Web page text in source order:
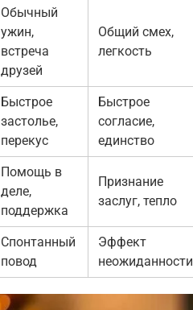
Обычный
ужин,
встреча
друзей
Общий смех,
легкость
Быстрое
застолье,
перекус
Быстрое
согласие,
единство
Помощь в
деле,
поддержка
Признание
заслуг, тепло
Спонтанный
повод
Эффект
неожиданности